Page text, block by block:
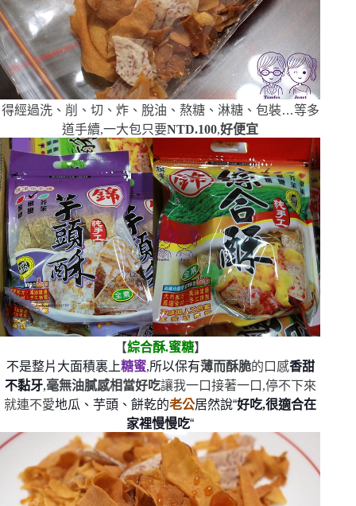
得經過洗、削、切、炸、脫油、熬糖、淋糖、包裝…等多
道手續,一大包只要NTD.100,好便宜
【綜合酥.蜜糖】
不是整片大面積裏上糖蜜,所以保有薄而酥脆的口感香甜
不黏牙,毫無油膩感相當好吃讓我一口接著一口,停不下來
就連不愛地瓜、芋頭、餅乾的老公居然說“好吃,很適合在
家裡慢慢吃“